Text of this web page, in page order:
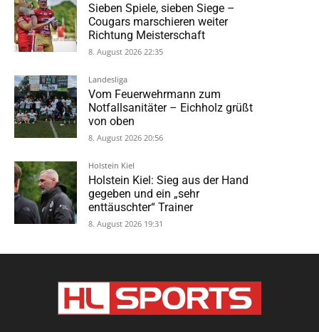
Sieben Spiele, sieben Siege –
Cougars marschieren weiter
Richtung Meisterschaft
8. August 2026 22:35
Landesliga
Vom Feuerwehrmann zum
Notfallsanitäter – Eichholz grüßt
von oben
8. August 2026 20:56
Holstein Kiel
Holstein Kiel: Sieg aus der Hand
gegeben und ein „sehr
enttäuschter“ Trainer
8. August 2026 19:31